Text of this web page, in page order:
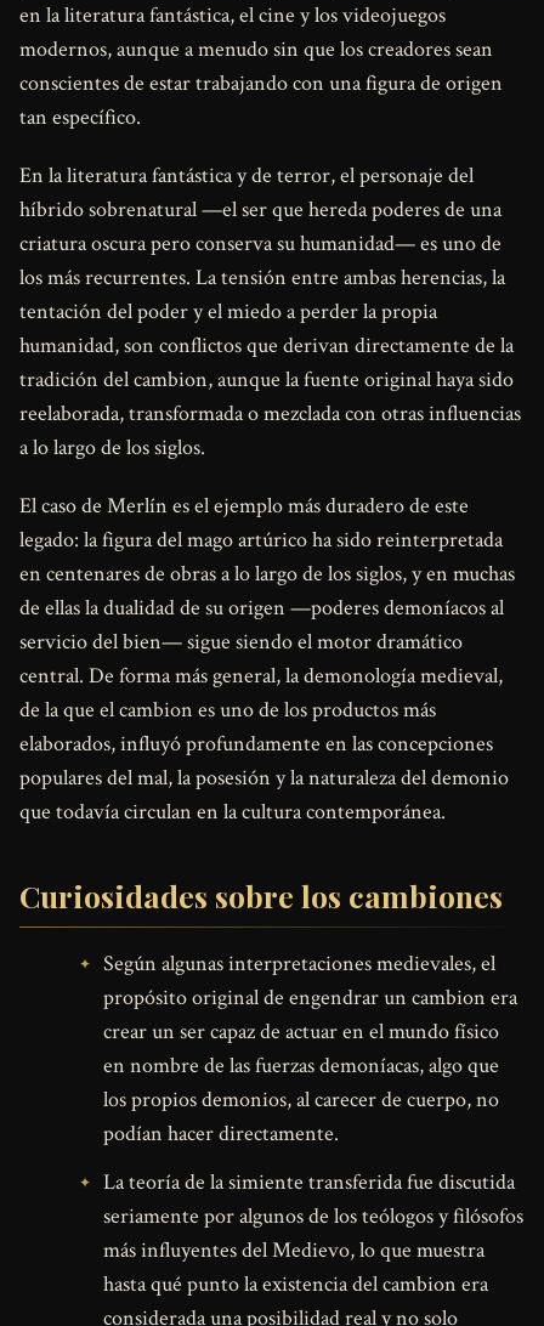
en la literatura fantástica, el cine y los videojuegos
modernos, aunque a menudo sin que los creadores sean
conscientes de estar trabajando con una figura de origen
tan específico.
En la literatura fantástica y de terror, el personaje del
híbrido sobrenatural —el ser que hereda poderes de una
criatura oscura pero conserva su humanidad— es uno de
los más recurrentes. La tensión entre ambas herencias, la
tentación del poder y el miedo a perder la propia
humanidad, son conflictos que derivan directamente de la
tradición del cambion, aunque la fuente original haya sido
reelaborada, transformada o mezclada con otras influencias
a lo largo de los siglos.
El caso de Merlín es el ejemplo más duradero de este
legado: la figura del mago artúrico ha sido reinterpretada
en centenares de obras a lo largo de los siglos, y en muchas
de ellas la dualidad de su origen —poderes demoníacos al
servicio del bien— sigue siendo el motor dramático
central. De forma más general, la demonología medieval,
de la que el cambion es uno de los productos más
elaborados, influyó profundamente en las concepciones
populares del mal, la posesión y la naturaleza del demonio
que todavía circulan en la cultura contemporánea.
Curiosidades sobre los cambiones
Según algunas interpretaciones medievales, el
propósito original de engendrar un cambion era
crear un ser capaz de actuar en el mundo físico
en nombre de las fuerzas demoníacas, algo que
los propios demonios, al carecer de cuerpo, no
podían hacer directamente.
La teoría de la simiente transferida fue discutida
seriamente por algunos de los teólogos y filósofos
más influyentes del Medievo, lo que muestra
hasta qué punto la existencia del cambion era
considerada una posibilidad real y no solo